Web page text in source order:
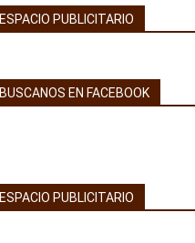
ESPACIO PUBLICITARIO
BUSCANOS EN FACEBOOK
ESPACIO PUBLICITARIO